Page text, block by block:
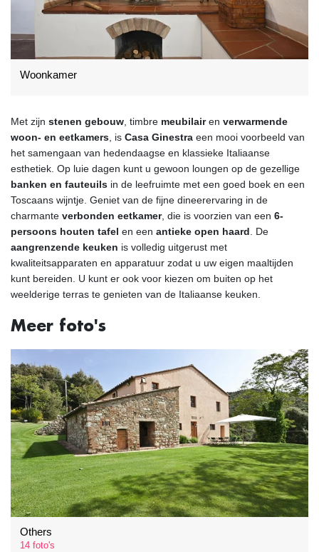
Woonkamer
Met zijn stenen gebouw , timbre meubilairen verwarmende
woon- en eetkamers , is Casa Ginestra een mooi voorbeeld van
het samengaan van hedendaagse en klassieke Italiaanse
esthetiek. Op luie dagen kunt u gewoon loungen op de gezellige
banken en fauteuils in de leefruimte met een goed boek en een
Toscaans wijntje. Geniet van de fijne dineerervaring in de
charmante verbonden eetkamer, die is voorzien van een 6-
persoons houten tafel en een antieke open haard . De
aangrenzende keuken is volledig uitgerust met
kwaliteitsapparaten en apparatuur zodat u uw eigen maaltijden
kunt bereiden. U kunt er ook voor kiezen om buiten op het
weelderige terras te genieten van de Italiaanse keuken.
Meer foto's
Others
14 foto's